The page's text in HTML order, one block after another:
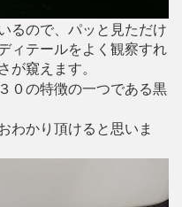
るので、パッと見ただけ
ィテールをよく観察すれ
が窺えます。
０の特徴の一つである黒
わかり頂けると思いま